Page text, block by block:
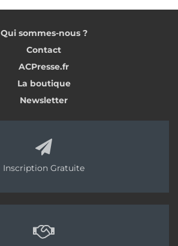
Qui sommes-nous ?
Contact
ACPresse.fr
La boutique
Newsletter
Inscription Gratuite